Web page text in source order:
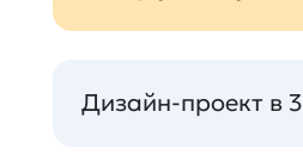
Дизайн-проект в